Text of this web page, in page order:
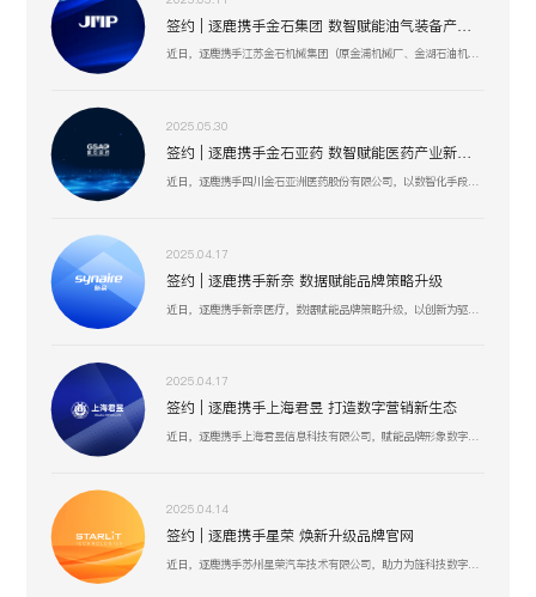
签约 | 逐鹿携手金石集团 数智赋能油气装备产业升级
近日，逐鹿携手江苏金石机械集团（原金浦机械厂、金湖石油机械有限公司 ），以数智化技术为引擎，聚焦油气装备产业创新升级，助力金石集团在研发、生产、服务全流程提效，驱动高压油气井口装备等业务开启数智化增长新篇 。
2025.05.30
签约 | 逐鹿携手金石亚药 数智赋能医药产业新增长
近日，逐鹿携手四川金石亚洲医药股份有限公司，以数智化手段赋能医药产业升级，聚焦创新驱动与价值深挖，助力金石亚药在医药健康、新材料及机械设备等业务板块，开启高效增长、精准运营的全新阶段 。
2025.04.17
签约 | 逐鹿携手新奈 数据赋能品牌策略升级
2025.04.17
签约 | 逐鹿携手上海君昱 打造数字营销新生态
近日，逐鹿携手上海君昱信息科技有限公司，赋能品牌形象数字化，以全新的互联网形象为品牌营销赋能。
2025.04.14
签约 | 逐鹿携手星荣 焕新升级品牌官网
近日，逐鹿携手苏州星荣汽车技术有限公司，助力为旌科技数字化官网平台全面升级，赋能品牌形象数字化，以全新形象为品牌营销赋能。